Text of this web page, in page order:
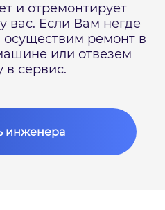
и отремонтирует
вас. Если Вам негде
ремонт в
или отвезем
в сервис.
инженера